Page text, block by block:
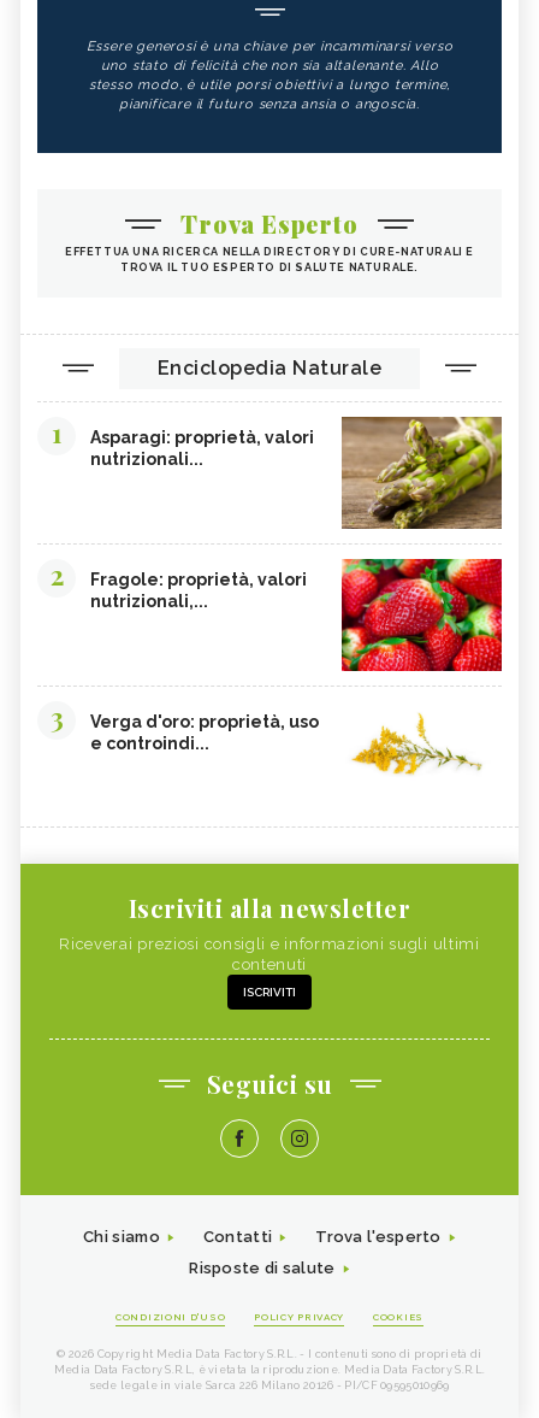
Essere generosi è una chiave per incamminarsi verso
uno stato di felicità che non sia altalenante. Allo
stesso modo, è utile porsi obiettivi a lungo termine,
pianificare il futuro senza ansia o angoscia.
Trova Esperto
EFFETTUA UNA RICERCA NELLA DIRECTORY DI CURE-NATURALI E
TROVA IL TUO ESPERTO DI SALUTE NATURALE.
Enciclopedia Naturale
1
Asparagi: proprietà, valori
nutrizionali...
2
Fragole: proprietà, valori
nutrizionali,...
3
Verga d'oro: proprietà, uso
e controindi...
Iscriviti alla newsletter
Riceverai preziosi consigli e informazioni sugli ultimi
contenuti
ISCRIVITI
Seguici su
Chi siamo Contatti
Trova l'esperto
Risposte di salute
CONDIZIONI D'USO POLICY PRIVACY COOKIES
© 2026 Copyright Media Data Factory S.R.L. - I contenuti sono di proprietà di
Media Data Factory S.R.L, è vietata la riproduzione. Media Data Factory S.R.L.
sede legale in viale Sarca 226 Milano 20126 - PI/CF 09595010969